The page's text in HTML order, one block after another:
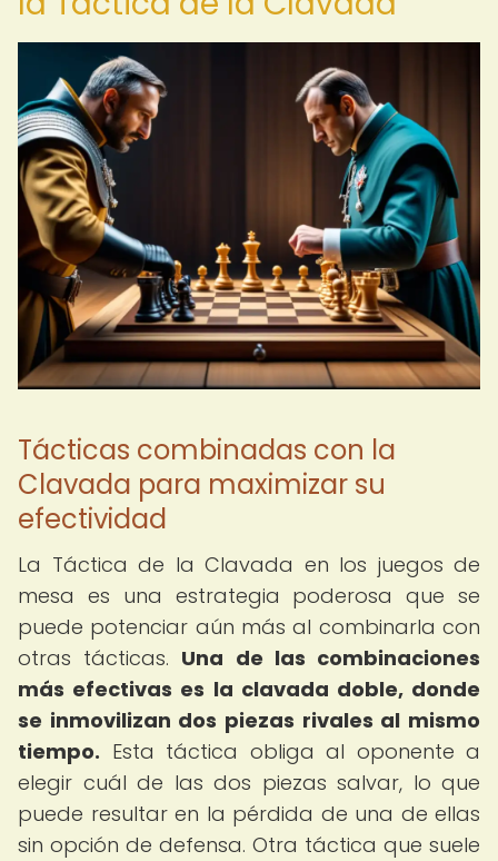
Tácticas combinadas con la
Clavada para maximizar su
efectividad
La Táctica de la Clavada en los juegos de
mesa es una estrategia poderosa que se
puede potenciar aún más al combinarla con
otras tácticas. Una de las combinaciones
más efectivas es la clavada doble, donde
se inmovilizan dos piezas rivales al mismo
tiempo. Esta táctica obliga al oponente a
elegir cuál de las dos piezas salvar, lo que
puede resultar en la pérdida de una de ellas
sin opción de defensa. Otra táctica que suele